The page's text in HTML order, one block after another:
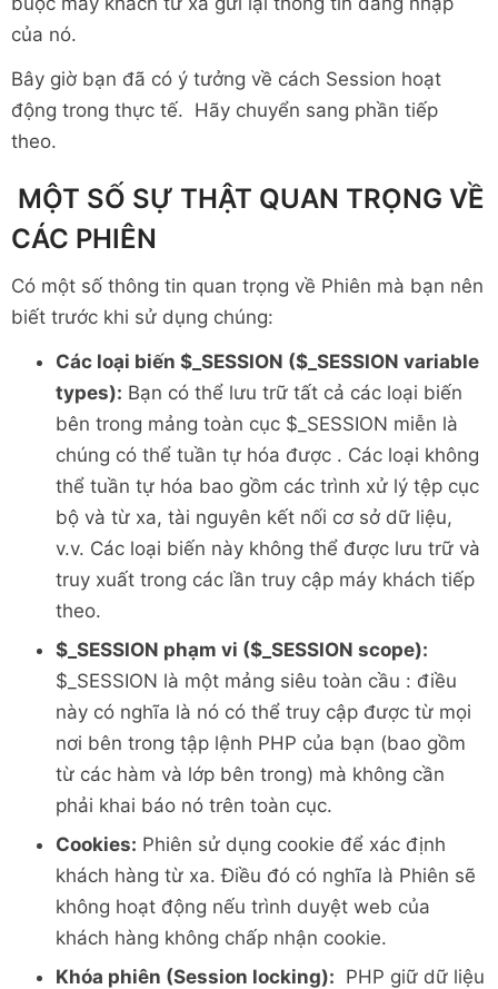
/* Save the authorized state in
}
}
echo
'Here is your private
else
{
/* Show the login form */
?>
   Please login:
< br >
form
< input type = "text" name=" user ">
<input type="password" name="
<input type ="submit" value="Log-in
</form>
<?php
}
của nó.
Bây giờ bạn đã có ý tưởng về cách Session hoạt
động trong thực tế. Hãy chuyển sang phần tiếp
theo.
MỘT SỐ SỰ THẬT QUAN TRỌNG VỀ
CÁC PHIÊN
Có một số thông tin quan trọng về Phiên mà bạn nên
biết trước khi sử dụng chúng:
Các loại biến $_SESSION ($_SESSION variable
types): Bạn có thể lưu trữ tất cả các loại biến
bên trong mảng toàn cục $_SESSION miễn là
chúng có thể tuần tự hóa được . Các loại không
thể tuần tự hóa bao gồm các trình xử lý tệp cục
bộ và từ xa, tài nguyên kết nối cơ sở dữ liệu,
v.v. Các loại biến này không thể được lưu trữ và
truy xuất trong các lần truy cập máy khách tiếp
theo.
$_SESSION phạm vi ($_SESSION scope):
$_SESSION là một mảng siêu toàn cầu : điều
này có nghĩa là nó có thể truy cập được từ mọi
nơi bên trong tập lệnh PHP của bạn (bao gồm
từ các hàm và lớp bên trong) mà không cần
phải khai báo nó trên toàn cục.
Cookies: Phiên sử dụng cookie để xác định
khách hàng từ xa. Điều đó có nghĩa là Phiên sẽ
không hoạt động nếu trình duyệt web của
khách hàng không chấp nhận cookie.
Khóa phiên (Session locking): PHP giữ dữ liệu